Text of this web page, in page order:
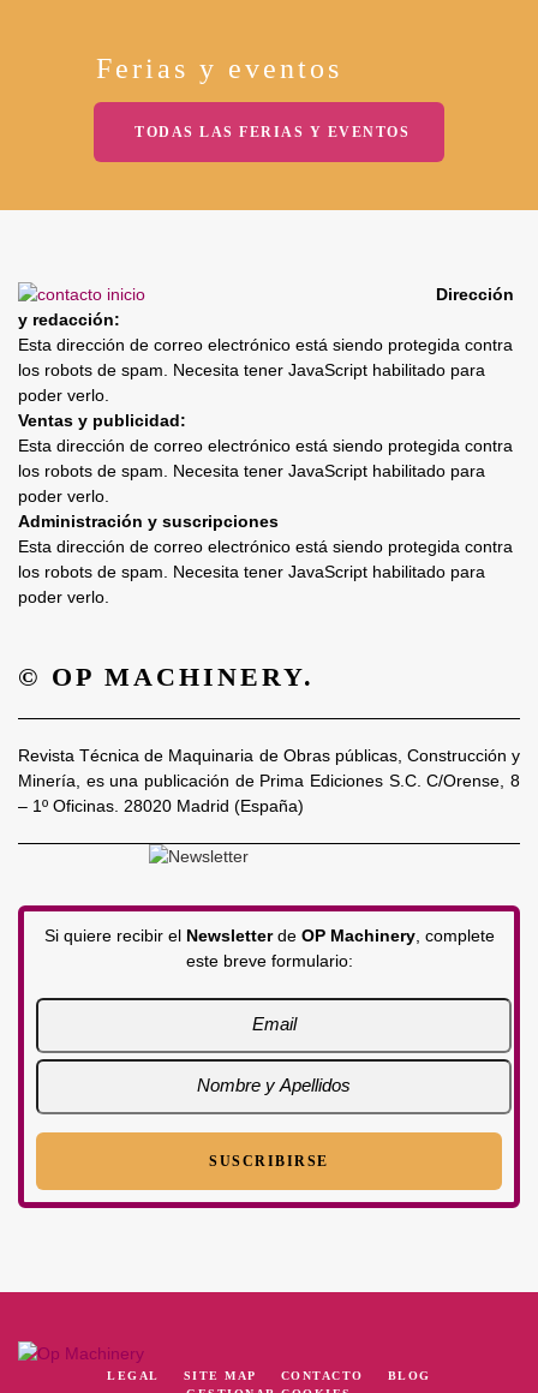
Ferias y eventos
TODAS LAS FERIAS Y EVENTOS
Dirección
y redacción:
Esta dirección de correo electrónico está siendo protegida contra
los robots de spam. Necesita tener JavaScript habilitado para
poder verlo.
Ventas y publicidad:
Esta dirección de correo electrónico está siendo protegida contra
los robots de spam. Necesita tener JavaScript habilitado para
poder verlo.
Administración y suscripciones
Esta dirección de correo electrónico está siendo protegida contra
los robots de spam. Necesita tener JavaScript habilitado para
poder verlo.
© OP MACHINERY.
Revista Técnica de Maquinaria de Obras públicas, Construcción y
Minería, es una publicación de Prima Ediciones S.C. C/Orense, 8
– 1º Oficinas. 28020 Madrid (España)
Si quiere recibir el Newsletterde OP Machinery, complete
este breve formulario:
LEGAL SITE MAP CONTACTO
BLOG